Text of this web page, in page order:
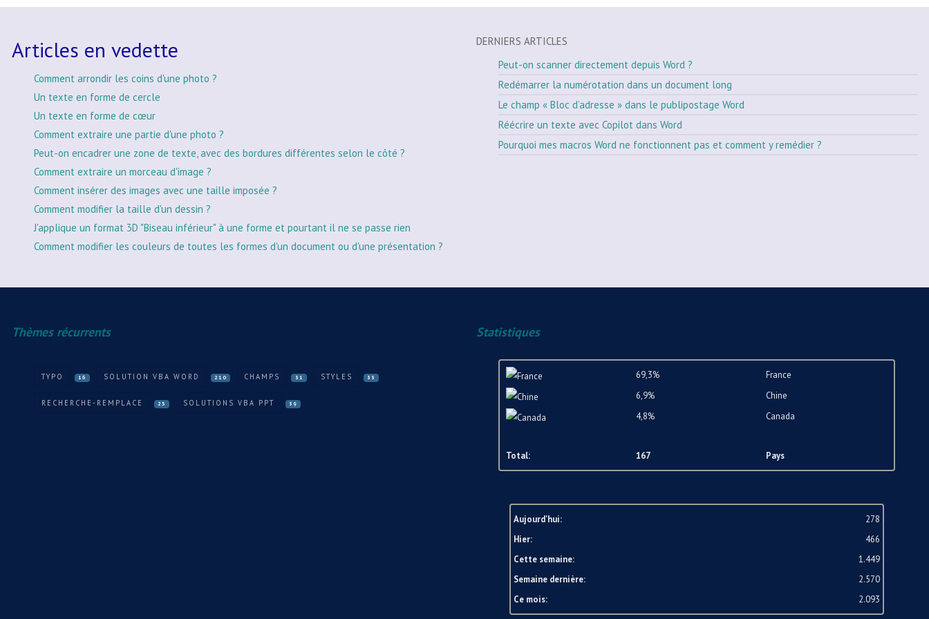
Articles en vedette
Comment arrondir les coins d'une photo ?
Un texte en forme de cercle
Un texte en forme de cœur
Comment extraire une partie d'une photo ?
Peut-on encadrer une zone de texte, avec des bordures différentes selon le côté ?
Comment extraire un morceau d'image ?
Comment insérer des images avec une taille imposée ?
Comment modifier la taille d'un dessin ?
J'applique un format 3D "Biseau inférieur" à une forme et pourtant il ne se passe rien
Comment modifier les couleurs de toutes les formes d'un document ou d'une présentation ?
DERNIERS ARTICLES
Peut-on scanner directement depuis Word ?
Redémarrer la numérotation dans un document long
Le champ « Bloc d’adresse » dans le publipostage Word
Réécrire un texte avec Copilot dans Word
Pourquoi mes macros Word ne fonctionnent pas et comment y remédier ?
Thèmes récurrents
TYPO 16 SOLUTION VBA WORD 210 CHAMPS 31 STYLES 33
RECHERCHE-REMPLACE 25 SOLUTIONS VBA PPT 39
Statistiques
69,3%
France
6,9%
Chine
4,8%
Canada
Total: 167 Pays
Aujourd'hui:
278
Hier:
466
Cette semaine:
1.449
Semaine dernière:
2.570
Ce mois:
2.093